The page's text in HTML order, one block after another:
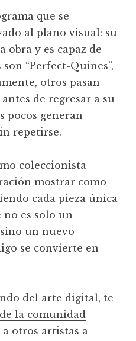
que se
al plano visual: su
obra y es capaz de
“Perfect-Quines”,
otros pasan
de regresar a su
pocos generan
repetirse.
coleccionista
mostrar como
cada pieza única
no es solo un
un nuevo
se convierte en
del arte digital, te
la comunidad
otros artistas a